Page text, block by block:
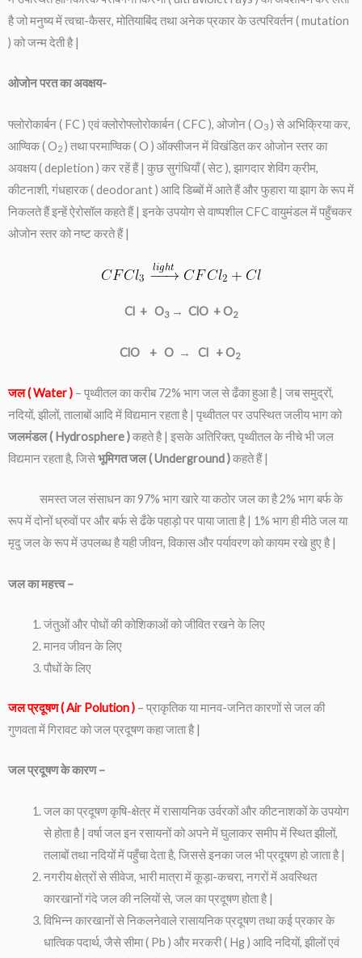
है जो मनुष्य में त्वचा-कैसर, मोतियाबिंद तथा अनेक प्रकार के उत्परिवर्तन ( mutation
) को जन्म देती है |
ओजोन परत का अवक्षय-
फ्लोरोकार्बन ( FC ) एवं क्लोरोफ्लोरोकार्बन ( CFC ), ओजोन ( O3 ) से अभिक्रिया कर,
आण्विक ( O2 ) तथा परमाण्विक ( O ) ऑक्सीजन में विखंडित कर ओजोन स्तर का
अवक्षय ( depletion ) कर रहें हैं | कुछ सुगंधियाँ ( सेट ), झागदार शेविंग क्रीम,
कीटनाशी, गंधहारक ( deodorant ) आदि डिब्बों में आते हैं और फुहारा या झाग के रूप में
निकलते हैं इन्हें ऐरोसॉल कहते हैं | इनके उपयोग से वाष्पशील CFC वायुमंडल में पहुँचकर
ओजोन स्तर को नष्ट करते हैं |
Cl + O3→ ClO + O2
ClO + O → Cl + O2
जल ( Water ) – पृथ्वीतल का करीब 72% भाग जल से ढँका हुआ है | जब समुद्रों,
नदियों, झीलों, तालाबों आदि में विद्यमान रहता है | पृथ्वीतल पर उपस्थित जलीय भाग को
जलमंडल ( Hydrosphere )कहते है | इसके अतिरिक्त, पृथ्वीतल के नीचे भी जल
विद्यमान रहता है, जिसेभूमिगत जल ( Underground )कहते हैं |
समस्त जल संसाधन का 97% भाग खारे या कठोर जल का है 2% भाग बर्फ के
रूप में दोनों ध्रुवों पर और बर्फ से ढँके पहाड़ो पर पाया जाता है | 1% भाग ही मीठे जल या
मृदु जल के रूप में उपलब्ध है यही जीवन, विकास और पर्यावरण को कायम रखे हुए है |
जल का महत्त्व –
जंतुओं और पोधों की कोशिकाओं को जीवित रखने के लिए
मानव जीवन के लिए
पौधों के लिए
जल प्रदूषण ( Air Polution ) – प्राकृतिक या मानव-जनित कारणों से जल की
गुणवता में गिरावट को जल प्रदूषण कहा जाता है |
जल प्रदूषण के कारण –
जल का प्रदूषण कृषि-क्षेत्र में रासायनिक उर्वरकों और कीटनाशकों के उपयोग
से होता है | वर्षा जल इन रसायनों को अपने में घुलाकर समीप में स्थित झीलों,
तलाबों तथा नदियों में पहुँचा देता है, जिससे इनका जल भी प्रदूषण हो जाता है |
नगरीय क्षेत्रों से सीवेज, भारी मात्रा में कूड़ा-कचरा, नगरों में अवस्थित
कारखानों गंदे जल की नलियों से, जल का प्रदूषण होता है |
विभिन्न कारखानों से निकलनेवाले रासायनिक प्रदूषण तथा कई प्रकार के
धात्विक पदार्थ, जैसे सीमा ( Pb ) और मरकरी ( Hg ) आदि नदियों, झीलों एवं